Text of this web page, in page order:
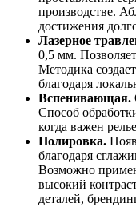
производстве.
достижения
Лазерное
0,5 мм.
Методика
благодаря
Вспенивающая.
Способ
когда важен
Полировка.
благодаря
Возможно
высокий
деталей,